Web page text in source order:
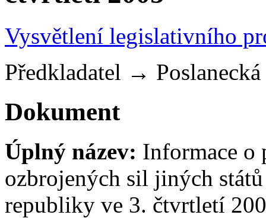
Vysvětlení legislativního
Předkladatel →
Dokument
Úplný název: Informace o
ozbrojených sil jiných
republiky ve 3. čtvrtletí